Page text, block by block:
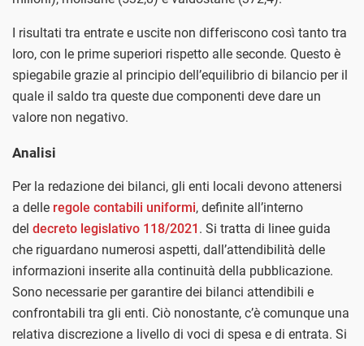
I risultati tra entrate e uscite non differiscono così tanto tra
loro, con le prime superiori rispetto alle seconde. Questo è
spiegabile grazie al principio dell’equilibrio di bilancio per il
quale il saldo tra queste due componenti deve dare un
valore non negativo.
Analisi
Per la redazione dei bilanci, gli enti locali devono attenersi
a delle regole contabili uniformi, definite all’interno
del decreto legislativo 118/2021 . Si tratta di linee guida
che riguardano numerosi aspetti, dall’attendibilità delle
informazioni inserite alla continuità della pubblicazione.
Sono necessarie per garantire dei bilanci attendibili e
confrontabili tra gli enti. Ciò nonostante, c’è comunque una
relativa discrezione a livello di voci di spesa e di entrata. Si